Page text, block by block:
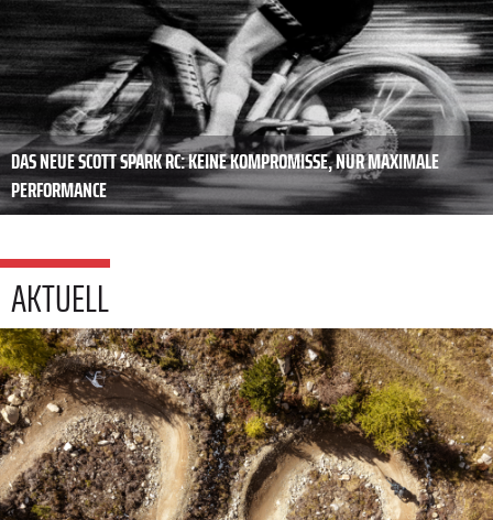
DAS NEUE SCOTT SPARK RC: KEINE KOMPROMISSE, NUR MAXIMALE
PERFORMANCE
AKTUELL